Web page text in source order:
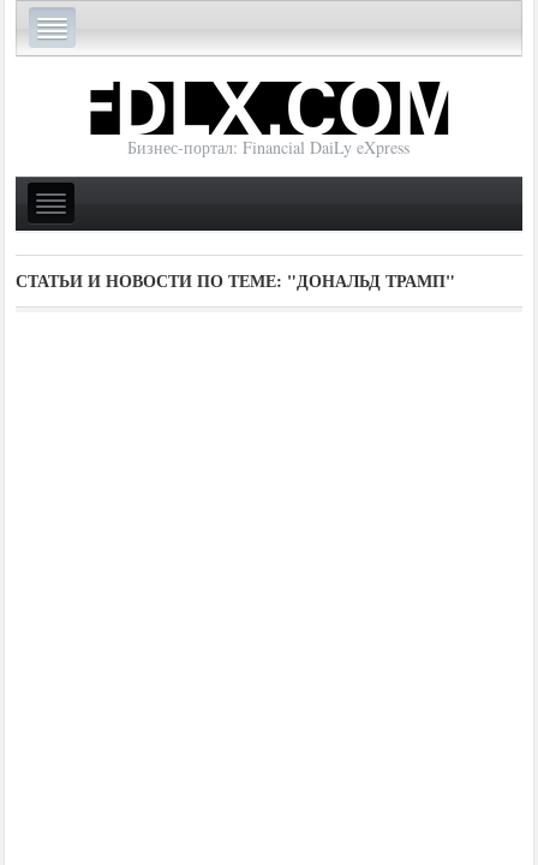
Бизнес-портал: Financial DaiLy eXpress
СТАТЬИ И НОВОСТИ ПО ТЕМЕ: "ДОНАЛЬД ТРАМП"